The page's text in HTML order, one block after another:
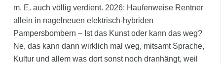
m. E. auch völlig verdient. 2026: Haufenweise Rentner
allein in nagelneuen elektrisch-hybriden
Pampersbombern – Ist das Kunst oder kann das weg?
Ne, das kann dann wirklich mal weg, mitsamt Sprache,
Kultur und allem was dort sonst noch dranhängt, weil